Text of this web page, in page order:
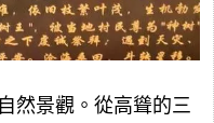
然景觀。從高聳的三